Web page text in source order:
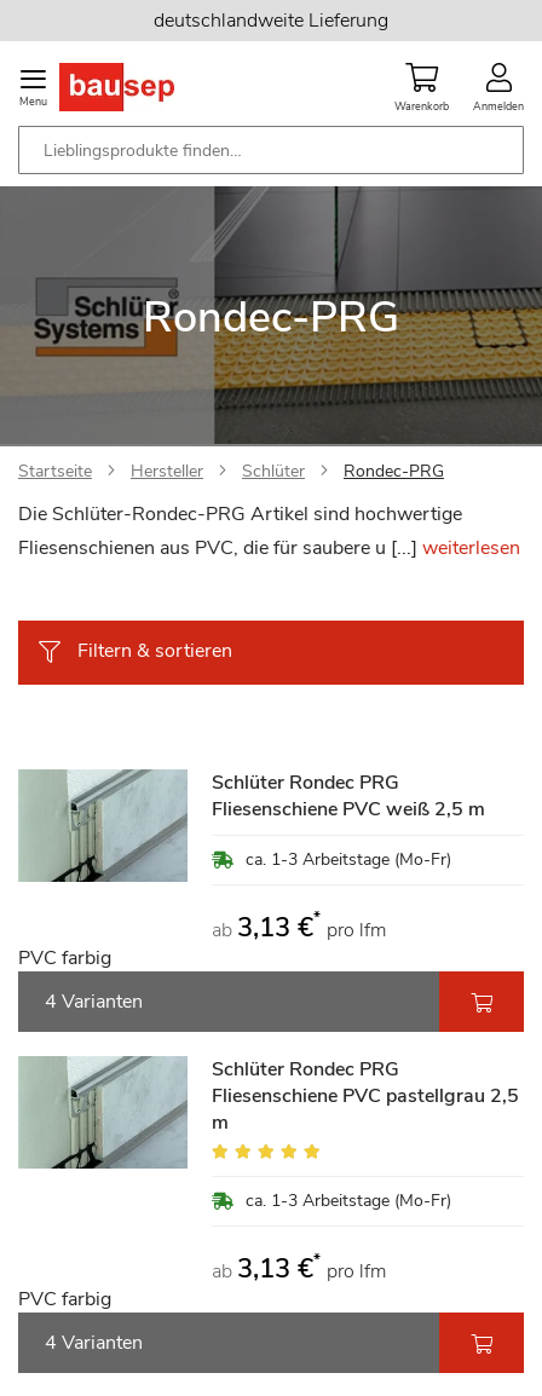
Inhalt
springen
deutschlandweite Lieferung
Menu Warenkorb Anmelden
Rondec-PRG
Startseite Hersteller Schlüter Rondec-PRG
Die Schlüter-Rondec-PRG Artikel sind hochwertige
Fliesenschienen aus PVC, die für saubere u [...] weiterlesen
Filtern & sortieren
Schlüter Rondec PRG
Fliesenschiene PVC weiß 2,5 m
ca. 1-3 Arbeitstage (Mo-Fr)
ab 3,13 €* pro lfm
PVC farbig
4 Varianten
Schlüter Rondec PRG
Fliesenschiene PVC pastellgrau 2,5
m
Bewertung:
ca. 1-3 Arbeitstage (Mo-Fr)
ab 3,13 €* pro lfm
PVC farbig
4 Varianten